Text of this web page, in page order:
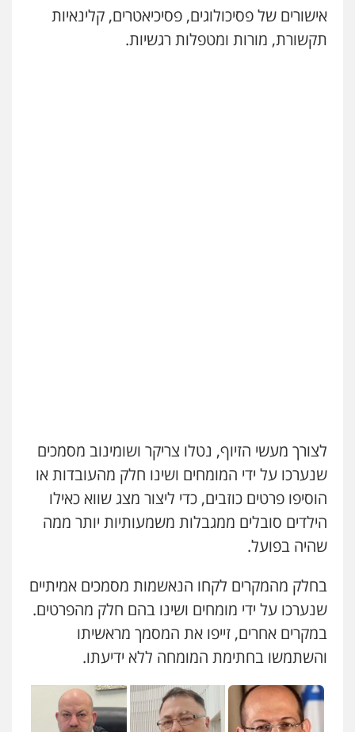
אישורים של פסיכולוגים, פסיכיאטרים, קלינאיות
תקשורת, מורות ומטפלות רגשיות.
לצורך מעשי הזיוף, נטלו צריקר ושומינוב מסמכים
שנערכו על ידי המומחים ושינו חלק מהעובדות או
הוסיפו פרטים כוזבים, כדי ליצור מצג שווא כאילו
הילדים סובלים ממגבלות משמעותיות יותר ממה
שהיה בפועל.
בחלק מהמקרים לקחו הנאשמות מסמכים אמיתיים
שנערכו על ידי מומחים ושינו בהם חלק מהפרטים.
במקרים אחרים, זייפו את המסמך מראשיתו
והשתמשו בחתימת המומחה ללא ידיעתו.
עו"ד יניב זוסמן
פלילי כלכלי פשיעה חמורה מעצרים
וחקירות
0525199949
גל דהן – משרד עורך דין פלילי
פלילי פשיעה חמורה סמים מעצרים
וחקירות